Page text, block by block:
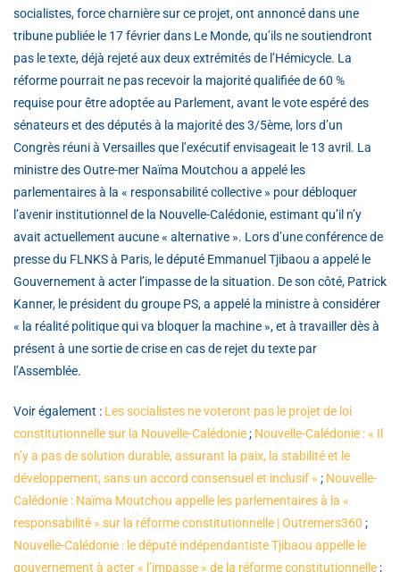
socialistes, force charnière sur ce projet, ont annoncé dans une
tribune publiée le 17 février dans Le Monde, qu’ils ne soutiendront
pas le texte, déjà rejeté aux deux extrémités de l’Hémicycle. La
réforme pourrait ne pas recevoir la majorité qualifiée de 60 %
requise pour être adoptée au Parlement, avant le vote espéré des
sénateurs et des députés à la majorité des 3/5ème, lors d’un
Congrès réuni à Versailles que l’exécutif envisageait le 13 avril. La
ministre des Outre-mer Naïma Moutchou a appelé les
parlementaires à la « responsabilité collective » pour débloquer
l’avenir institutionnel de la Nouvelle-Calédonie, estimant qu’il n’y
avait actuellement aucune « alternative ». Lors d’une conférence de
presse du FLNKS à Paris, le député Emmanuel Tjibaou a appelé le
Gouvernement à acter l’impasse de la situation. De son côté, Patrick
Kanner, le président du groupe PS, a appelé la ministre à considérer
« la réalité politique qui va bloquer la machine », et à travailler dès à
présent à une sortie de crise en cas de rejet du texte par
l’Assemblée.
Voir également : Les socialistes ne voteront pas le projet de loi
constitutionnelle sur la Nouvelle-Calédonie; Nouvelle-Calédonie : « Il
n’y a pas de solution durable, assurant la paix, la stabilité et le
développement, sans un accord consensuel et inclusif » ; Nouvelle-
Calédonie : Naïma Moutchou appelle les parlementaires à la «
responsabilité » sur la réforme constitutionnelle | Outremers360 ;
Nouvelle-Calédonie : le député indépendantiste Tjibaou appelle le
gouvernement à acter « l’impasse » de la réforme constitutionnelle;